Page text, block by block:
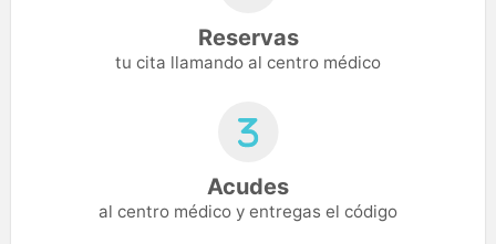
Reservas
tu cita llamando al centro médico
Acudes
al centro médico y entregas el código